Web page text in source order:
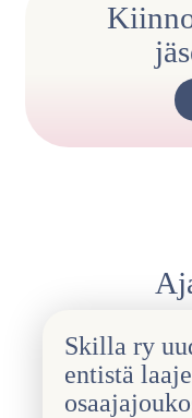
Skilla ry
entistä